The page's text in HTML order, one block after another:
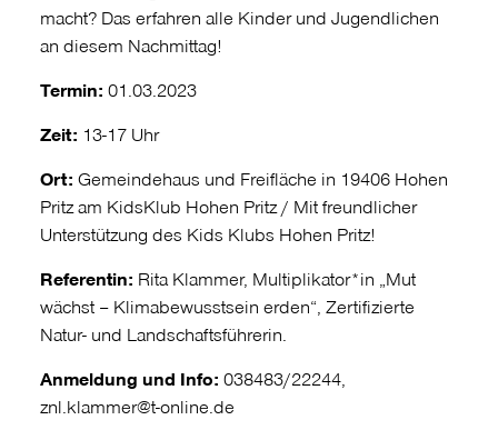
macht? Das erfahren alle Kinder und Jugendlichen
an diesem Nachmittag!
Termin: 01.03.2023
Zeit: 13-17 Uhr
Ort: Gemeindehaus und Freifläche in 19406 Hohen
Pritz am KidsKlub Hohen Pritz / Mit freundlicher
Unterstützung des Kids Klubs Hohen Pritz!
Referentin: Rita Klammer, Multiplikator*in „Mut
wächst – Klimabewusstsein erden“, Zertifizierte
Natur- und Landschaftsführerin.
Anmeldung und Info: 038483/22244,
znl.klammer@t-online.de